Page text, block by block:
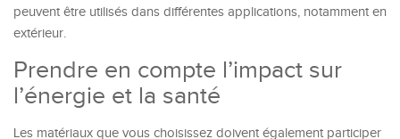
peuvent être utilisés dans différentes applications, notamment en
extérieur.
Prendre en compte l’impact sur
l’énergie et la santé
Les matériaux que vous choisissez doivent également participer